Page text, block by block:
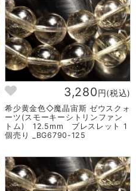
3,280円(税込)
希少黄金色◇魔晶宙斯 ゼウスクォ
ーツ(スモーキーシトリンファン
トム) 12.5mm ブレスレット 1
個売り _BG6790-125